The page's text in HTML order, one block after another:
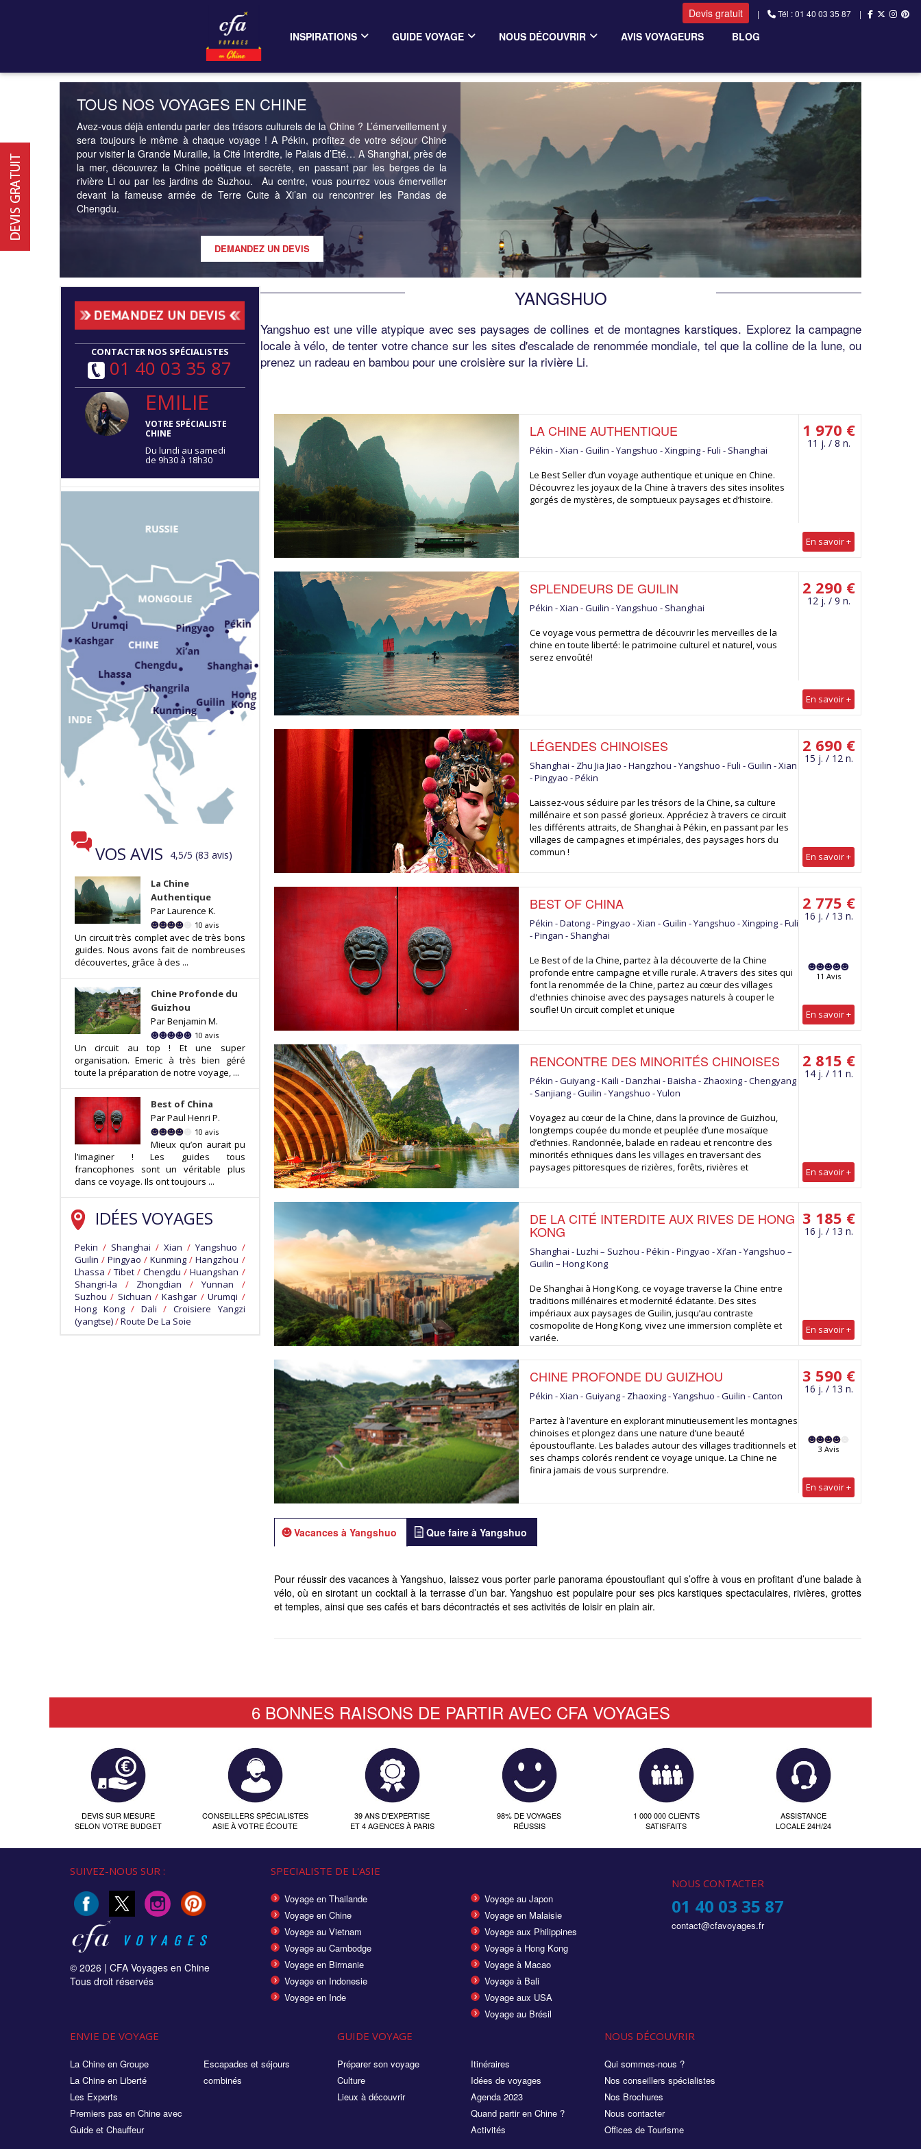
Devis gratuit | Tél : 01 40 03 35 87 |
INSPIRATIONS GUIDE VOYAGE NOUS DÉCOUVRIR AVIS VOYAGEURS BLOG
TOUS NOS VOYAGES EN CHINE
Avez-vous déjà entendu parler des trésors culturels de la Chine ? L’émerveillement y
sera toujours le même à chaque voyage ! A Pékin, profitez de votre séjour Chine
pour visiter la Grande Muraille, la Cité Interdite, le Palais d’Eté… A Shanghai, près de
la mer, découvrez la Chine poétique et secrète, en passant par les berges de la
rivière Li ou par les jardins de Suzhou. Au centre, vous pourrez vous émerveiller
devant la fameuse armée de Terre Cuite à Xi’an ou rencontrer les Pandas de
Chengdu.
CONTACTER NOS SPÉCIALISTES
01 40 03 35 87
EMILIE
VOTRE SPÉCIALISTE
CHINE
Du lundi au samedi
de 9h30 à 18h30
VOS AVIS 4,5/5 (83 avis)
La Chine
Authentique
Par Laurence K.
10 avis
Un circuit très complet avec de très bons
guides. Nous avons fait de nombreuses
découvertes, grâce à des ...
Chine Profonde du
Guizhou
Par Benjamin M.
10 avis
Un circuit au top ! Et une super
organisation. Emeric à très bien géré
toute la préparation de notre voyage, ...
Best of China
Par Paul Henri P.
10 avis
Mieux qu’on aurait pu
l’imaginer ! Les guides tous
francophones sont un véritable plus
dans ce voyage. Ils ont toujours ...
IDÉES VOYAGES
Pekin / Shanghai / Xian / Yangshuo /
Guilin / Pingyao / Kunming / Hangzhou /
Lhassa / Tibet / Chengdu / Huangshan /
Shangri-la
/ Zhongdian / Yunnan
/
Suzhou / Sichuan / Kashgar / Urumqi /
Hong Kong / Dali / Croisiere Yangzi
(yangtse)/Route De La Soie
YANGSHUO
Yangshuo est une ville atypique avec ses paysages de collines et de montagnes karstiques. Explorez la campagne
locale à vélo, de tenter votre chance sur les sites d'escalade de renommée mondiale, tel que la colline de la lune, ou
prenez un radeau en bambou pour une croisière sur la rivière Li.
1 970 €
11 j. / 8 n.
En savoir +
LA CHINE AUTHENTIQUE
Pékin - Xian - Guilin - Yangshuo - Xingping - Fuli - Shanghai
Le Best Seller d’un voyage authentique et unique en Chine.
Découvrez les joyaux de la Chine à travers des sites insolites
gorgés de mystères, de somptueux paysages et d’histoire.
2 290 €
12 j. / 9 n.
En savoir +
SPLENDEURS DE GUILIN
Pékin - Xian - Guilin - Yangshuo - Shanghai
Ce voyage vous permettra de découvrir les merveilles de la
chine en toute liberté: le patrimoine culturel et naturel, vous
serez envoûté!
2 690 €
15 j. / 12 n.
En savoir +
LÉGENDES CHINOISES
Shanghai - Zhu Jia Jiao - Hangzhou - Yangshuo - Fuli - Guilin - Xian
- Pingyao - Pékin
Laissez-vous séduire par les trésors de la Chine, sa culture
millénaire et son passé glorieux. Appréciez à travers ce circuit
les différents attraits, de Shanghai à Pékin, en passant par les
villages de campagnes et impériales, des paysages hors du
commun !
2 775 €
16 j. / 13 n.
11 Avis
En savoir +
BEST OF CHINA
Pékin - Datong - Pingyao - Xian - Guilin - Yangshuo - Xingping - Fuli
- Pingan - Shanghai
Le Best of de la Chine, partez à la découverte de la Chine
profonde entre campagne et ville rurale. A travers des sites qui
font la renommée de la Chine, partez au cœur des villages
d'ethnies chinoise avec des paysages naturels à couper le
soufle! Un circuit complet et unique
2 815 €
14 j. / 11 n.
En savoir +
RENCONTRE DES MINORITÉS CHINOISES
Pékin - Guiyang - Kaili - Danzhai - Baisha - Zhaoxing - Chengyang
- Sanjiang - Guilin - Yangshuo - Yulon
Voyagez au cœur de la Chine, dans la province de Guizhou,
longtemps coupée du monde et peuplée d’une mosaïque
d’ethnies. Randonnée, balade en radeau et rencontre des
minorités ethniques dans les villages en traversant des
paysages pittoresques de rizières, forêts, rivières et
3 185 €
16 j. / 13 n.
En savoir +
DE LA CITÉ INTERDITE AUX RIVES DE HONG
KONG
Shanghai - Luzhi – Suzhou - Pékin - Pingyao - Xi’an - Yangshuo –
Guilin – Hong Kong
De Shanghai à Hong Kong, ce voyage traverse la Chine entre
traditions millénaires et modernité éclatante. Des sites
impériaux aux paysages de Guilin, jusqu’au contraste
cosmopolite de Hong Kong, vivez une immersion complète et
variée.
3 590 €
16 j. / 13 n.
3 Avis
En savoir +
CHINE PROFONDE DU GUIZHOU
Pékin - Xian - Guiyang - Zhaoxing - Yangshuo - Guilin - Canton
Partez à l’aventure en explorant minutieusement les montagnes
chinoises et plongez dans une nature d’une beauté
époustouflante. Les balades autour des villages traditionnels et
ses champs colorés rendent ce voyage unique. La Chine ne
finira jamais de vous surprendre.
Vacances à Yangshuo Que faire à Yangshuo
Pour réussir des vacances à Yangshuo, laissez vous porter parle panorama époustouflant qui s’offre à vous en profitant d’une balade à
vélo, où en sirotant un cocktail à la terrasse d’un bar. Yangshuo est populaire pour ses pics karstiques spectaculaires, rivières, grottes
et temples, ainsi que ses cafés et bars décontractés et ses activités de loisir en plain air.
6 BONNES RAISONS DE PARTIR AVEC CFA VOYAGES
DEVIS SUR MESURE
SELON VOTRE BUDGET
CONSEILLERS SPÉCIALISTES
ASIE À VOTRE ÉCOUTE
39 ANS D'EXPERTISE
ET 4 AGENCES À PARIS
98% DE VOYAGES
RÉUSSIS
1 000 000 CLIENTS
SATISFAITS
ASSISTANCE
LOCALE 24H/24
SUIVEZ-NOUS SUR :
© 2026 | CFA Voyages en Chine
Tous droit réservés
SPECIALISTE DE L'ASIE
Voyage en Thailande
Voyage en Chine
Voyage au Vietnam
Voyage au Cambodge
Voyage en Birmanie
Voyage en Indonesie
Voyage en Inde
Voyage au Japon
Voyage en Malaisie
Voyage aux Philippines
Voyage à Hong Kong
Voyage à Macao
Voyage à Bali
Voyage aux USA
Voyage au Brésil
NOUS CONTACTER
01 40 03 35 87
contact@cfavoyages.fr
ENVIE DE VOYAGE
La Chine en Groupe
La Chine en Liberté
Les Experts
Premiers pas en Chine avec
Guide et Chauffeur
Escapades et séjours
combinés
GUIDE VOYAGE
Préparer son voyage
Culture
Lieux à découvrir
Itinéraires
Idées de voyages
Agenda 2023
Quand partir en Chine ?
Activités
NOUS DÉCOUVRIR
Qui sommes-nous ?
Nos conseillers spécialistes
Nos Brochures
Nous contacter
Offices de Tourisme